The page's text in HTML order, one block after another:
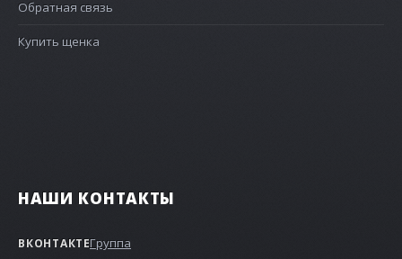
Обратная связь
Купить щенка
НАШИ КОНТАКТЫ
ВКОНТАКТЕГруппа